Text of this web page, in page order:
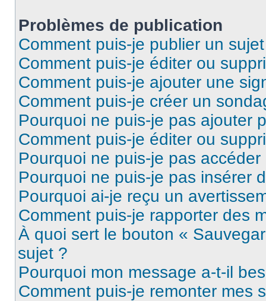
Problèmes de publication
Comment puis-je publier un
Comment puis-je éditer ou
Comment puis-je ajouter une
Comment puis-je créer un
Pourquoi ne puis-je pas ajouter
Comment puis-je éditer ou
Pourquoi ne puis-je pas
Pourquoi ne puis-je pas insérer
Pourquoi ai-je reçu un
Comment puis-je rapporter des
À quoi sert le bouton «
sujet ?
Pourquoi mon message a-t-il
Comment puis-je remonter mes